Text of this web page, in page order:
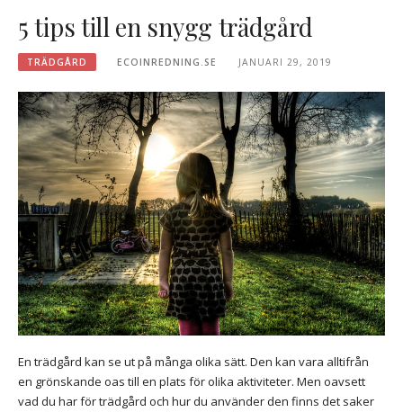
5 tips till en snygg trädgård
TRÄDGÅRD ECOINREDNING.SE JANUARI 29, 2019
En trädgård kan se ut på många olika sätt. Den kan vara alltifrån
en grönskande oas till en plats för olika aktiviteter. Men oavsett
vad du har för trädgård och hur du använder den finns det saker